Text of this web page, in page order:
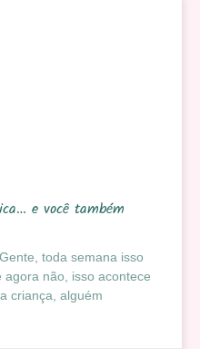
e você também
toda semana isso
não, isso acontece
criança, alguém